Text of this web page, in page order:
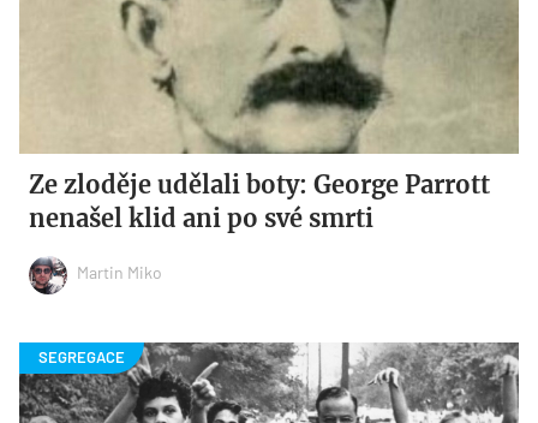
Ze zloděje udělali boty: George Parrott
nenašel klid ani po své smrti
Martin Miko